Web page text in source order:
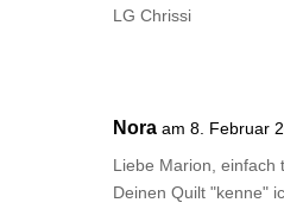
LG Chrissi
Nora am 8. Februar
Liebe Marion, einfach
Deinen Quilt "kenne"